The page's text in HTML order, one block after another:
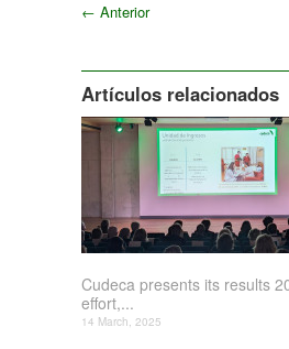
← Anterior
Artículos relacionados
Cudeca presents its results
effort,...
14 March, 2025